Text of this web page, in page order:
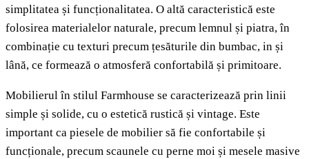
simplitatea și funcționalitatea. O altă caracteristică este
folosirea materialelor naturale, precum lemnul și piatra, în
combinație cu texturi precum țesăturile din bumbac, in și
lână, ce formează o atmosferă confortabilă și primitoare.
Mobilierul în stilul Farmhouse se caracterizează prin linii
simple și solide, cu o estetică rustică și vintage. Este
important ca piesele de mobilier să fie confortabile și
funcționale, precum scaunele cu perne moi și mesele masive